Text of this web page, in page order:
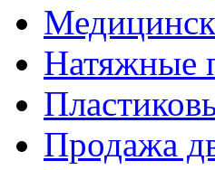
Натяжные
Продажа